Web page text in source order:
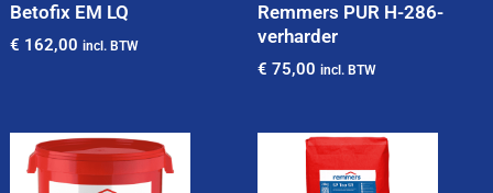
Betofix EM LQ
€ 162,00 incl. BTW
Remmers PUR H-286-
verharder
€ 75,00 incl. BTW